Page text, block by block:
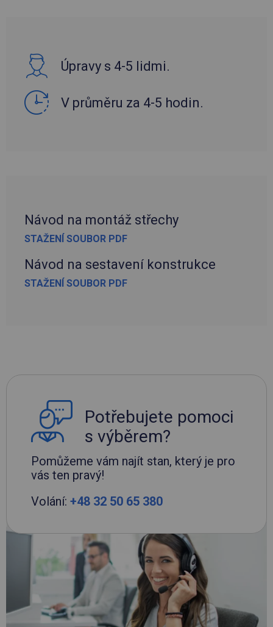
Úpravy s 4-5 lidmi.
V průměru za 4-5 hodin.
Návod na montáž střechy
STAŽENÍ SOUBOR PDF
Návod na sestavení konstrukce
STAŽENÍ SOUBOR PDF
Potřebujete pomoci
s výběrem?
Pomůžeme vám najít stan, který je pro
vás ten pravý!
Volání: +48 32 50 65 380